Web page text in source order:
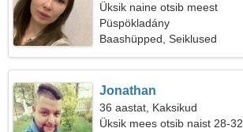
Üksik naine otsib meest
Püspökladány
Baashüpped, Seiklused
Jonathan
36 aastat, Kaksikud
Üksik mees otsib naist 28-32